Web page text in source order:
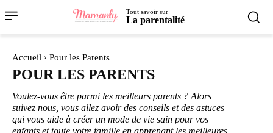
Tout savoir sur
La parentalité
Accueil Pour les Parents
POUR LES PARENTS
Voulez-vous être parmi les meilleurs parents ? Alors
suivez nous, vous allez avoir des conseils et des astuces
qui vous aide à créer un mode de vie sain pour vos
enfants et toute votre famille en apprenant les meilleures